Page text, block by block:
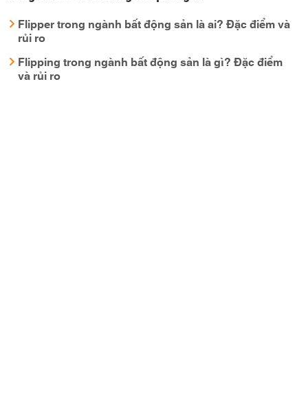
Flipper trong ngành bất động sản là ai? Đặc điểm và
rủi ro
Flipping trong ngành bất động sản là gì? Đặc điểm
và rủi ro